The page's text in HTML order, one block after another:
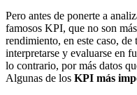
Pero antes de ponerte a
famosos KPI, que no son
rendimiento, en este caso,
interpretarse y evaluarse en
lo contrario, por más datos
Algunas de los KPI más